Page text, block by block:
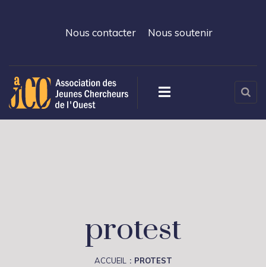
Nous contacter Nous soutenir
protest
ACCUEIL PROTEST